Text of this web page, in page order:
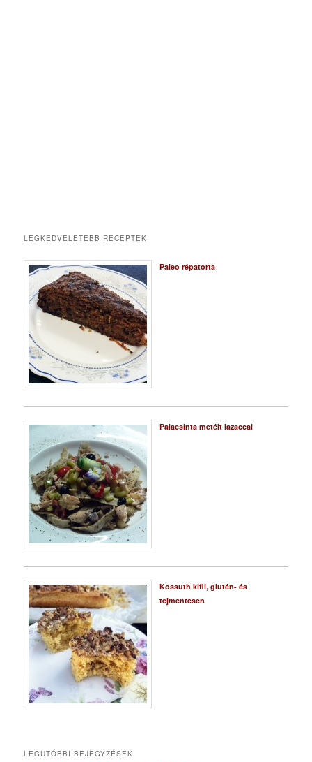
LEGKEDVELETEBB RECEPTEK
Paleo répatorta
Palacsinta metélt lazaccal
Kossuth kifli, glutén- és
tejmentesen
LEGUTÓBBI BEJEGYZÉSEK